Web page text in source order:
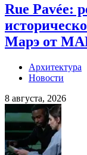
Rue Pavée:
Марэ от
Архитектура
Новости
8 августа, 2026